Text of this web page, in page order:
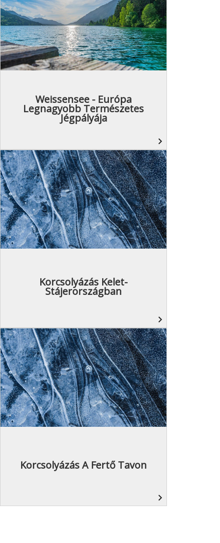
Weissensee - Európa
Legnagyobb Természetes
Jégpályája
navigate_next
Korcsolyázás Kelet-
Stájerországban
navigate_next
Korcsolyázás A Fertő Tavon
navigate_next